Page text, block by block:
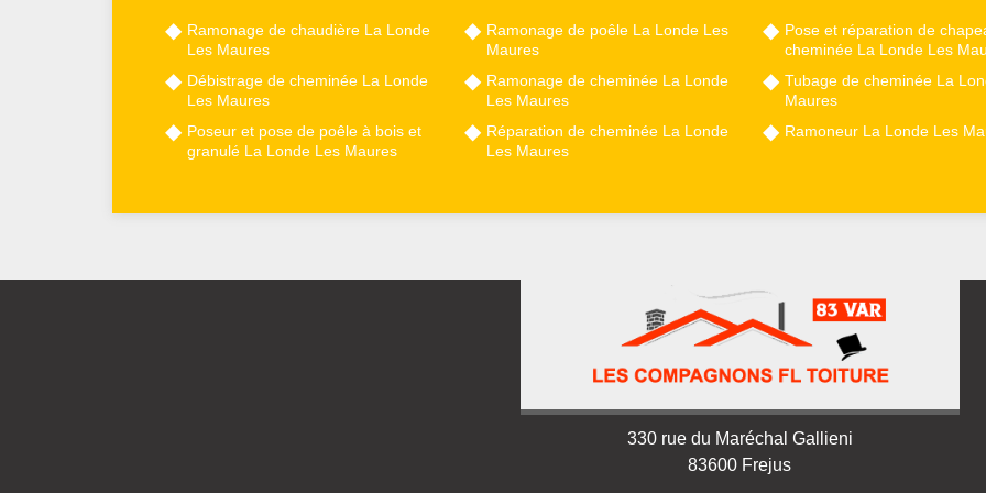
Ramonage de chaudière La Londe
Les Maures
Débistrage de cheminée La Londe
Les Maures
Poseur et pose de poêle à bois et
granulé La Londe Les Maures
Ramonage de poêle La Londe Les
Maures
Ramonage de cheminée La Londe
Les Maures
Réparation de cheminée La Londe
Les Maures
Pose et réparation de
cheminée La Londe Les
Tubage de cheminée La
Maures
Ramoneur La Londe Les
330 rue du Maréchal Gallieni
83600 Frejus